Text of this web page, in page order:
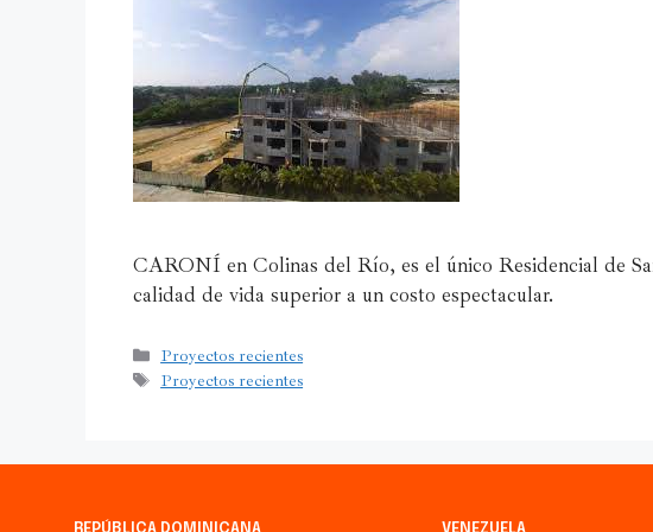
CARONÍ en Colinas del Río, es el único Residencial de
calidad de vida superior a un costo espectacular.
Proyectos recientes
Proyectos recientes